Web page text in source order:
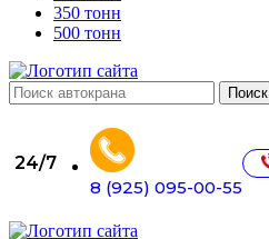
350 тонн
500 тонн
Поиск
24/7
8 (925) 095-00-55